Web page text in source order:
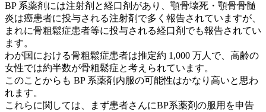
BP 系薬剤には注射剤と経口剤があり、顎骨壊死・顎骨骨髄
炎は癌患者に投与される注射剤で多く報告されていますが、
まれに骨粗鬆症患者等に投与される経口剤でも報告されてい
ます。
わが国における骨粗鬆症患者は推定約 1,000 万人で、高齢の
女性では約半数が骨粗鬆症と考えられています。
このことからも BP 系薬剤内服の可能性はかなり高いと思わ
れます。
これらに関しては、まず患者さんにBP系薬剤の服用を申告